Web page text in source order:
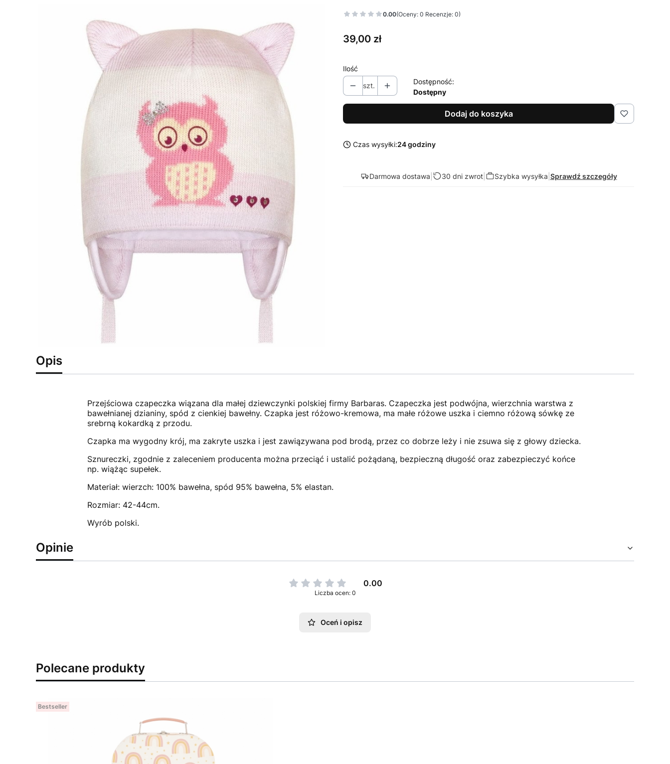
0.00(Oceny: 0 Recenzje: 0)
Cena
39,00 zł
Ilość
szt.
Dostępność:
Dostępny
Dodaj do koszyka
Czas wysyłki:24 godziny
Darmowa dostawa 30 dni zwrot| Szybka wysyłka Sprawdź szczegóły
Opis
Przejściowa czapeczka wiązana dla małej dziewczynki polskiej firmy Barbaras. Czapeczka jest podwójna, wierzchnia warstwa z
bawełnianej dzianiny, spód z cienkiej bawełny. Czapka jest różowo-kremowa, ma małe różowe uszka i ciemno różową sówkę ze
srebrną kokardką z przodu.
Czapka ma wygodny krój, ma zakryte uszka i jest zawiązywana pod brodą, przez co dobrze leży i nie zsuwa się z głowy dziecka.
Sznureczki, zgodnie z zaleceniem producenta można przeciąć i ustalić pożądaną, bezpieczną długość oraz zabezpieczyć końce
np. wiążąc supełek.
Materiał: wierzch: 100% bawełna, spód 95% bawełna, 5% elastan.
Rozmiar: 42-44cm.
Wyrób polski.
Opinie
0.00
Liczba ocen: 0
Oceń i opisz
Polecane produkty
Bestseller